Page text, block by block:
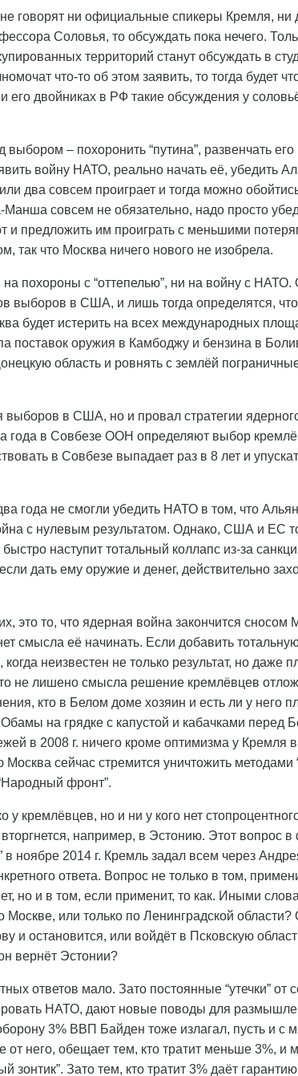
говорят ни официальные спикеры Кремля, ни
Соловья, то обсуждать пока нечего.
территорий станут обсуждать в
что-то об этом заявить, то тогда будет
его двойниках в РФ такие обсуждения у
– похоронить “путина”, развенчать его
войну НАТО, реально начать её, убедить
два совсем проиграет и тогда можно обойтись
совсем не обязательно, надо просто
и предложить им проиграть с меньшими
так что Москва ничего нового не изобрела.
похороны с “оттепелью”, ни на войну с НАТО.
выборов в США, и лишь тогда определятся,
будет истерить на всех международных
поставок оружия в Камбоджу и бензина в
область и ровнять с землёй
выборов в США, но и провал стратегии
года в Совбезе ООН определяют выбор
в Совбезе выпадает раз в 8 лет и
года не смогли убедить НАТО в том, что
с нулевым результатом. Однако, США и ЕС
наступит тотальный коллапс из-за
дать ему оружие и денег, действительно
это то, что ядерная война закончится сносом
смысла её начинать. Если добавить
неизвестен не только результат, но даже
то не лишено смысла решение кремлёвцев
кто в Белом доме хозяин и есть ли у него
на грядке с капустой и кабачками перед
в 2008 г. ничего кроме оптимизма у Кремля
сейчас стремится уничтожить методами
фронт”.
у кремлёвцев, но и ни у кого нет
например, в Эстонию. Этот вопрос в
ноябре 2014 г. Кремль задал всем через
ответа. Вопрос не только в том,
но и в том, если применит, то как. Иными
или только по Ленинградской
и остановится, или войдёт в Псковскую
вернёт Эстонии?
ответов мало. Зато постоянные “утечки” от
НАТО, дают новые поводы для
3% ВВП Байден тоже излагал, пусть и с
от него, обещает тем, кто тратит меньше 3%, и
зонтик”. Зато тем, кто тратит 3% даёт